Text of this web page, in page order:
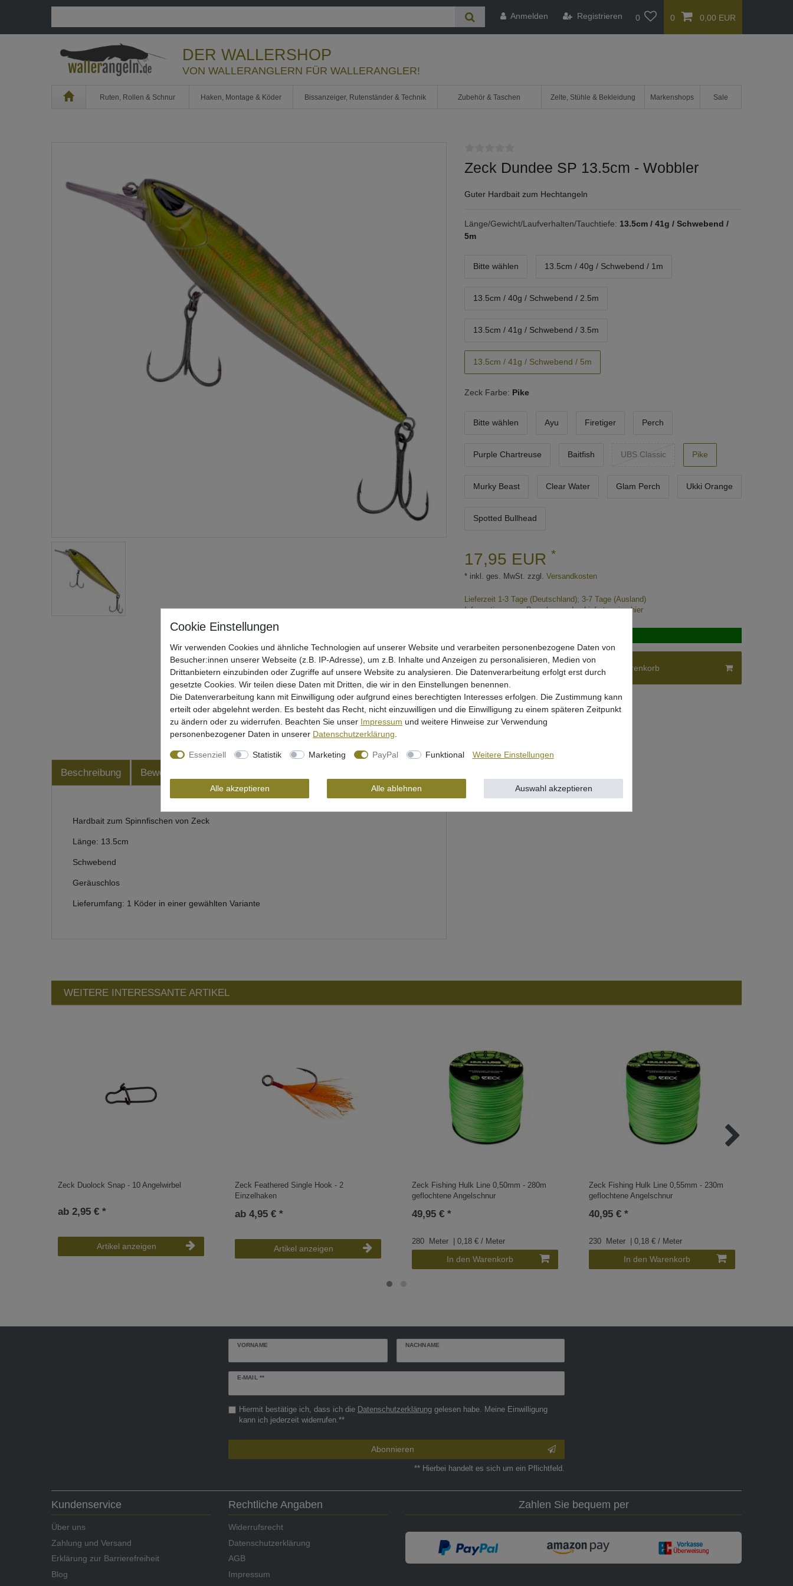
Anmelden Registrieren 0 0 0,00 EUR
DER WALLERSHOP
VON WALLERANGLERN FÜR WALLERANGLER!
Home Ruten, Rollen & Schnur Haken, Montage & Köder Bissanzeiger, Rutenständer & Technik Zubehör & Taschen Zelte, Stühle & Bekleidung Markenshops Sale
Zeck Dundee SP 13.5cm - Wobbler
Guter Hardbait zum Hechtangeln
Länge/Gewicht/Laufverhalten/Tauchtiefe: 13.5cm / 41g / Schwebend /
5m
Bitte wählen 13.5cm / 40g / Schwebend / 1m
13.5cm / 40g / Schwebend / 2.5m
13.5cm / 41g / Schwebend / 3.5m
13.5cm / 41g / Schwebend / 5m
Zeck Farbe: Pike
Bitte wählen Ayu Firetiger Perch
Purple Chartreuse Baitfish UBS Classic Pike
Murky Beast Clear Water Glam Perch Ukki Orange
Spotted Bullhead
17,95 EUR *
* inkl. ges. MwSt. zzgl. Versandkosten
Lieferzeit 1-3 Tage (Deutschland); 3-7 Tage (Ausland)
Informationen zur Berechnung des Liefertermins hier
In den Warenkorb
Wunschliste
Beschreibung Bewertung
Hardbait zum Spinnfischen von Zeck
Länge: 13.5cm
Schwebend
Geräuschlos
Lieferumfang: 1 Köder in einer gewählten Variante
WEITERE INTERESSANTE ARTIKEL
Zeck Duolock Snap - 10 Angelwirbel
ab 2,95 € *
Artikel anzeigen
Zeck Feathered Single Hook - 2
Einzelhaken
ab 4,95 € *
Artikel anzeigen
Zeck Fishing Hulk Line 0,50mm - 280m
geflochtene Angelschnur
49,95 € *
280 Meter | 0,18 € / Meter
In den Warenkorb
Zeck Fishing Hulk Line 0,55mm - 230m
geflochtene Angelschnur
40,95 € *
230 Meter | 0,18 € / Meter
In den Warenkorb
VORNAME NACHNAME
E-MAIL **
Newsletter
Hiermit bestätige ich, dass ich die Daten­schutz­erklärunggelesen habe. Meine Einwilligung
kann ich jederzeit widerrufen.**
Abonnieren
** Hierbei handelt es sich um ein Pflichtfeld.
Kundenservice
Über uns
Zahlung und Versand
Erklärung zur Barrierefreiheit
Blog
Rechtliche Angaben
Widerrufsrecht
Datenschutzerklärung
AGB
Impressum
Zahlen Sie bequem per
Wir verwenden Cookies und ähnliche Technologien auf unserer Website und verarbeiten personenbezogene Daten von
Besucher:innen unserer Webseite (z.B. IP-Adresse), um z.B. Inhalte und Anzeigen zu personalisieren, Medien von
Drittanbietern einzubinden oder Zugriffe auf unsere Website zu analysieren. Die Datenverarbeitung erfolgt erst durch
gesetzte Cookies. Wir teilen diese Daten mit Dritten, die wir in den Einstellungen benennen.
Die Datenverarbeitung kann mit Einwilligung oder aufgrund eines berechtigten Interesses erfolgen. Die Zustimmung kann
erteilt oder abgelehnt werden. Es besteht das Recht, nicht einzuwilligen und die Einwilligung zu einem späteren Zeitpunkt
zu ändern oder zu widerrufen. Beachten Sie unser Impressum und weitere Hinweise zur Verwendung
personenbezogener Daten in unserer Daten­schutz­erklärung
Essenziell Statistik Marketing PayPal Funktional Weitere Einstellungen
Alle akzeptieren Alle ablehnen Auswahl akzeptieren